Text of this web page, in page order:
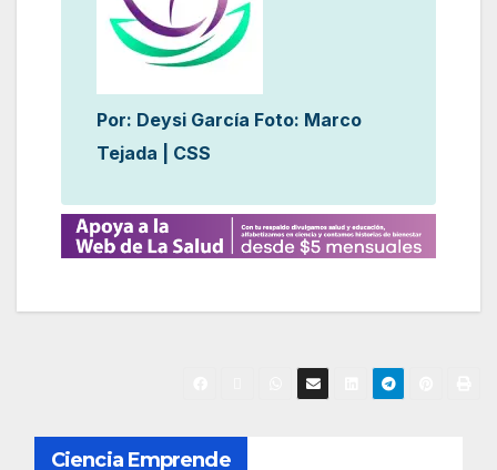
Por: Deysi García Foto: Marco
Tejada | CSS
N
Ciencia Emprende